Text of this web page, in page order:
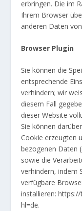
erbringen. Die im
Ihrem Browser
anderen Daten
Browser Plugin
Sie können die
entsprechende
verhindern; wir
diesem Fall
dieser Website
Sie können
Cookie erzeugten
bezogenen Daten
sowie die
verhindern, indem
verfügbare
installieren: https://
hl=de.